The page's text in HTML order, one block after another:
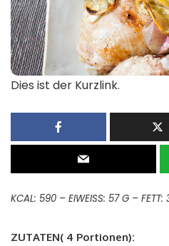
Dies ist der Kurzlink.
KCAL: 590 – EIWEISS: 57 G – FETT:
ZUTATEN( 4 Portionen):